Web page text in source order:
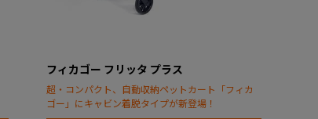
フィカゴー フリッタ プラス
超・コンパクト、自動収納ペットカート「フィカ
ゴー」にキャビン着脱タイプが新登場！